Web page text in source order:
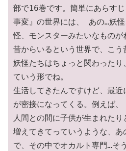
部で16巻です。簡単にあらす
事変』の世界には、 あの…妖
怪、モンスターみたいなものが
昔からいるという世界で、こ
妖怪たちはちょっと関わったり
ていう形でね。
生活してきたんですけど、最
が密接になってくる。例えば、
人間との間に子供が生まれた
増えてきてっていうような、あ
で、その中でオカルト専門…そ